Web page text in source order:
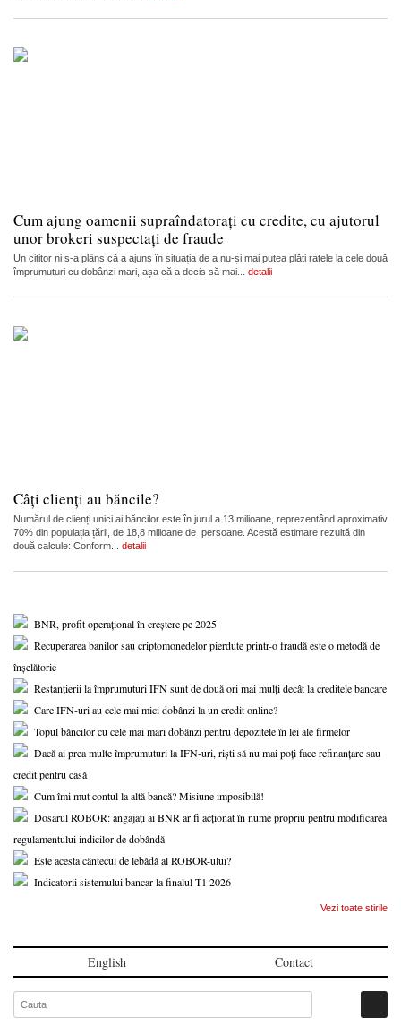
Cum ajung oamenii supraîndatorați cu credite, cu ajutorul
unor brokeri suspectați de fraude
Un cititor ni s-a plâns că a ajuns în situația de a nu-și mai putea plăti ratele la cele două
împrumuturi cu dobânzi mari, așa că a decis să mai... detalii
Câți clienți au băncile?
Numărul de clienți unici ai băncilor este în jurul a 13 milioane, reprezentând aproximativ
70% din populația țării, de 18,8 milioane de persoane. Acestă estimare rezultă din
două calcule: Conform... detalii
BNR, profit operațional în creștere pe 2025
Recuperarea banilor sau criptomonedelor pierdute printr-o fraudă este o metodă de
înșelătorie
Restanțierii la împrumuturi IFN sunt de două ori mai mulți decât la creditele bancare
Care IFN-uri au cele mai mici dobânzi la un credit online?
Topul băncilor cu cele mai mari dobânzi pentru depozitele în lei ale firmelor
Dacă ai prea multe împrumuturi la IFN-uri, riști să nu mai poți face refinanțare sau
credit pentru casă
Cum îmi mut contul la altă bancă? Misiune imposibilă!
Dosarul ROBOR: angajați ai BNR ar fi acționat în nume propriu pentru modificarea
regulamentului indicilor de dobândă
Este acesta cântecul de lebădă al ROBOR-ului?
Indicatorii sistemului bancar la finalul T1 2026
Vezi toate stirile
English Contact